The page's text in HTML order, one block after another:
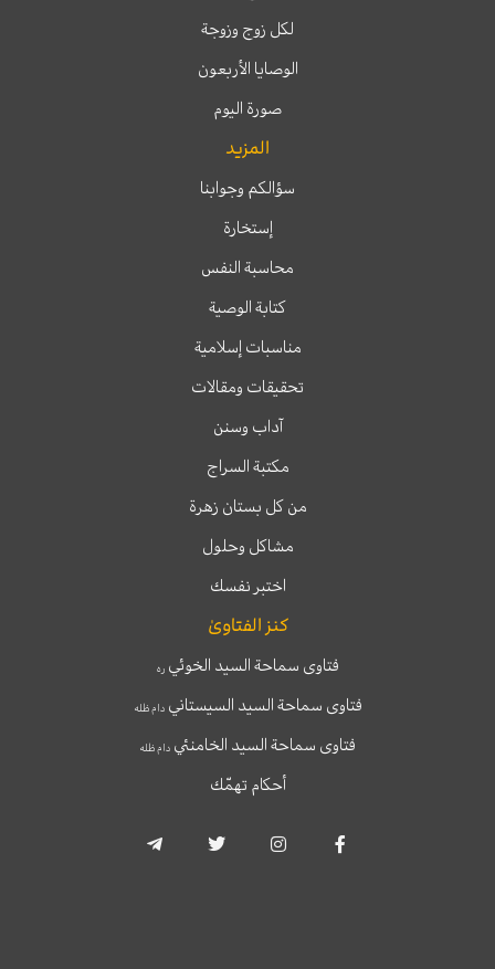
لكل زوج وزوجة
الوصايا الأربعون
صورة اليوم
المزيد
سؤالكم وجوابنا
إستخارة
محاسبة النفس
كتابة الوصية
مناسبات إسلامية
تحقيقات ومقالات
آداب وسنن
مكتبة السراج
من كل بستان زهرة
مشاكل وحلول
اختبر نفسك
كنز الفتاوىٰ
فتاوى سماحة السيد الخوئيره
فتاوى سماحة السيد السيستانيدام ظله
فتاوى سماحة السيد الخامنئي دام ظله
أحكام تهمّك
a
c
s
i
l